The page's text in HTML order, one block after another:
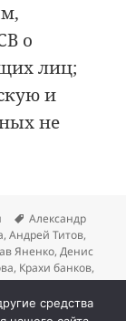
о
лиц;
и
не
Метки
Александр
,Андрей Титов,
Яненко,Денис
, Крахи банков,
Гречаная,
записисредства